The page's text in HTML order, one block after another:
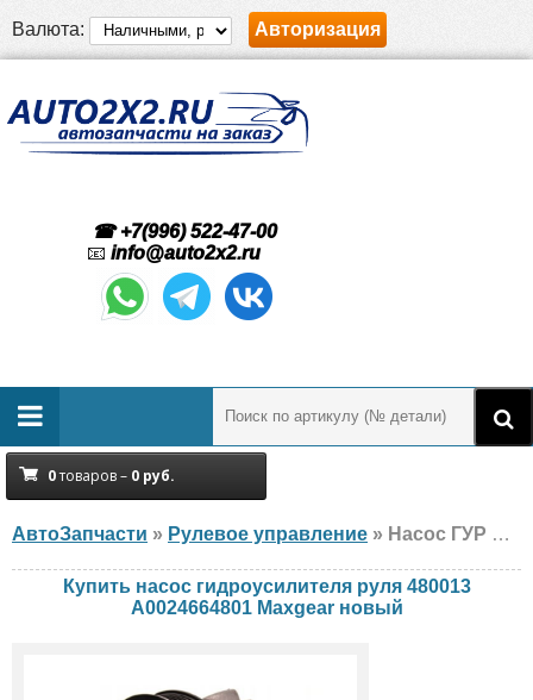
Валюта: Авторизация
☎ +7(996) 522-47-00
📧 info@auto2x2.ru
0товаров – 0 руб.
АвтоЗапчасти » Рулевое управление » Насос ГУР Maxgear 480013 A0024664801 Mercedes, новый
Купить насос гидроусилителя руля 480013
A0024664801 Maxgear новый